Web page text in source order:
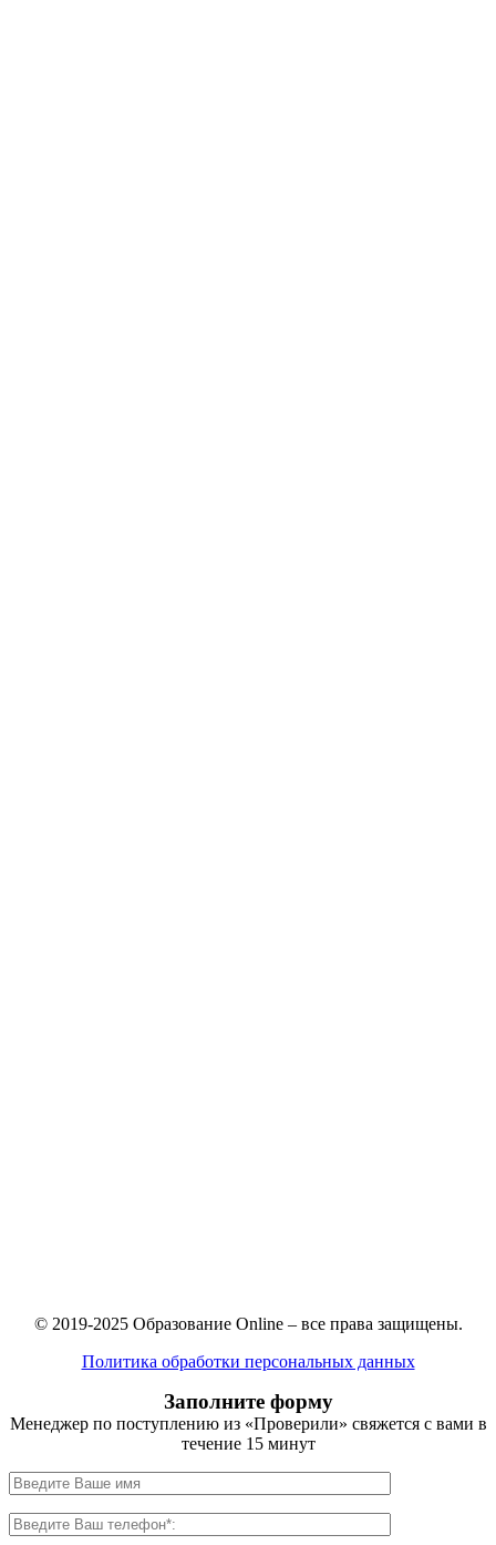
© 2019-2025 Образование Online – все права защищены.
Политика обработки персональных данных
Заполните форму
Менеджер по поступлению из «Проверили» свяжется с вами в
течение 15 минут